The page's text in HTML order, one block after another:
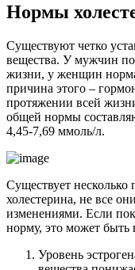
Нормы
Существуют четко
вещества. У мужчин
жизни, у женщин
причина этого –
протяжении всей
общей нормы
4,45-7,69 ммоль/л.
Существует
холестерина, не все
изменениями. Если
норму, это может
Уровень